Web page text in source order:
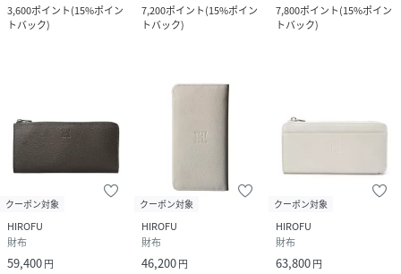
3,600ポイント(15%ポイン
トバック)
7,200ポイント(15%ポイン
トバック)
7,800ポイント(15%ポイン
トバック)
クーポン対象
HIROFU
財布
59,400円
クーポン対象
HIROFU
財布
46,200円
クーポン対象
HIROFU
財布
63,800円